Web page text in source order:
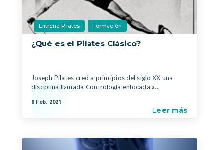
Entrena Pilates Formación
¿Qué es el Pilates Clásico?
Joseph Pilates creó a principios del siglo XX una
disciplina llamada Contrología enfocada a...
8 Feb. 2021
Leer más